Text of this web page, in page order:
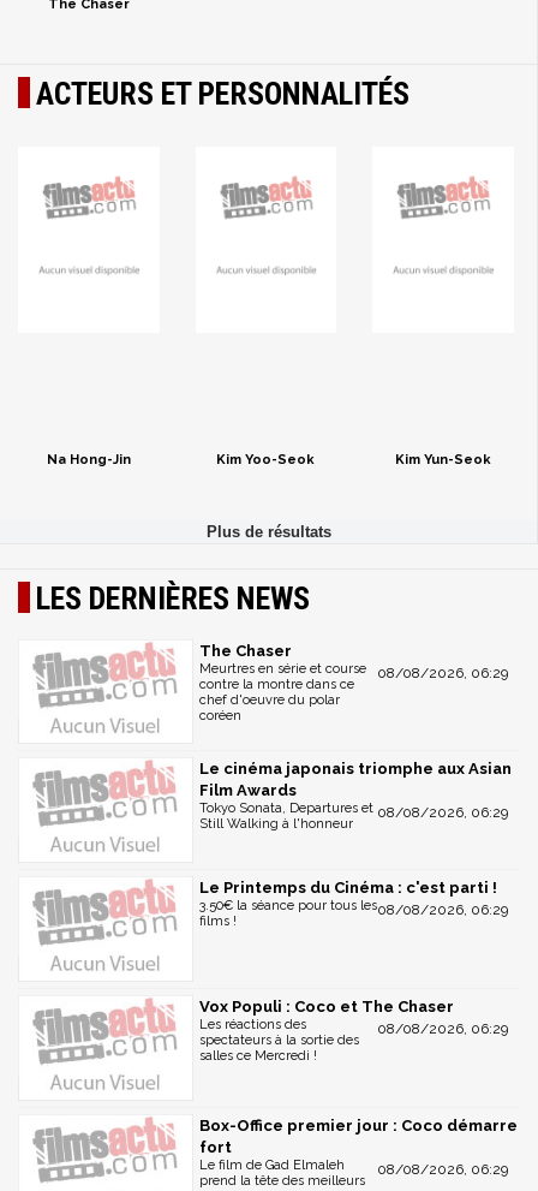
The Chaser
ACTEURS ET PERSONNALITÉS
Na Hong-Jin Kim Yoo-Seok Kim Yun-Seok
LES DERNIÈRES NEWS
The Chaser
08/08/2026, 06:29
Meurtres en série et course
contre la montre dans ce
chef d'oeuvre du polar
coréen
Le cinéma japonais triomphe aux Asian
Film Awards
08/08/2026, 06:29
Tokyo Sonata, Departures et
Still Walking à l'honneur
Le Printemps du Cinéma : c'est parti !
08/08/2026, 06:29
3.50€ la séance pour tous les
films !
Vox Populi : Coco et The Chaser
08/08/2026, 06:29
Les réactions des
spectateurs à la sortie des
salles ce Mercredi !
Box-Office premier jour : Coco démarre
fort
08/08/2026, 06:29
Le film de Gad Elmaleh
prend la tête des meilleurs